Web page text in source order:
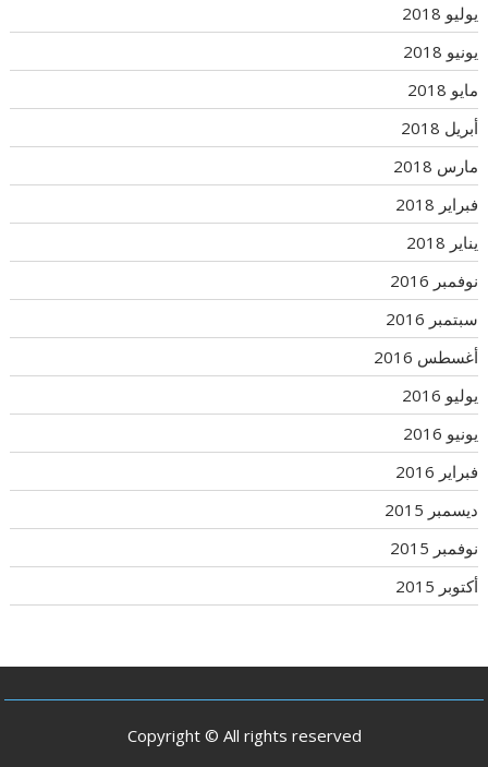
يوليو 2018
يونيو 2018
مايو 2018
أبريل 2018
مارس 2018
فبراير 2018
يناير 2018
نوفمبر 2016
سبتمبر 2016
أغسطس 2016
يوليو 2016
يونيو 2016
فبراير 2016
ديسمبر 2015
نوفمبر 2015
أكتوبر 2015
Copyright © All rights reserved